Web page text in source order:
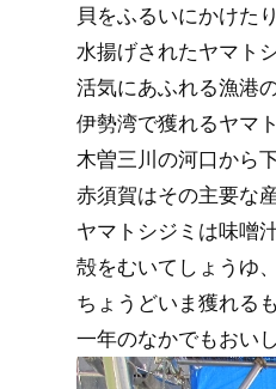
貝をふるいにかけた
水揚げされたヤマト
活気にあふれる漁港
伊勢湾で獲れるヤマ
木曽三川の河口から
赤須賀はその主要な
ヤマトシジミは味噌
殻をむいてしょうゆ
ちょうどいま獲れる
一年のなかでもおい